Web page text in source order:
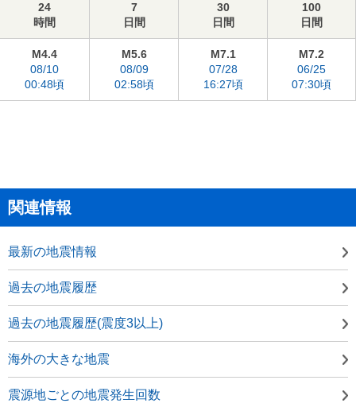
24
時間
7
日間
30
日間
100
日間
M4.4
08/10
00:48頃
M5.6
08/09
02:58頃
M7.1
07/28
16:27頃
M7.2
06/25
07:30頃
関連情報
最新の地震情報
過去の地震履歴
過去の地震履歴(震度3以上)
海外の大きな地震
震源地ごとの地震発生回数